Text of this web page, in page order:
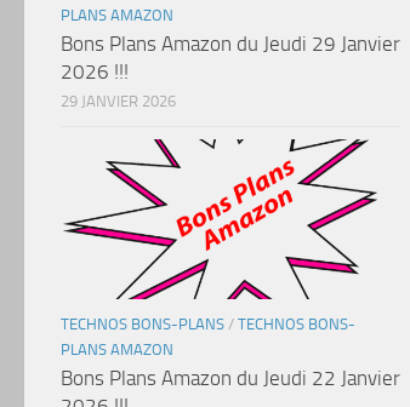
PLANS AMAZON
Bons Plans Amazon du Jeudi 29 Janvier
2026 !!!
29 JANVIER 2026
TECHNOS BONS-PLANS / TECHNOS BONS-
PLANS AMAZON
Bons Plans Amazon du Jeudi 22 Janvier